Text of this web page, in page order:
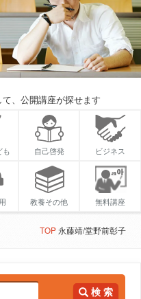
、公開講座が探せます
も 自己啓発 ビジネス
教養その他 無料講座
TOP永藤靖/堂野前彰子
検 索